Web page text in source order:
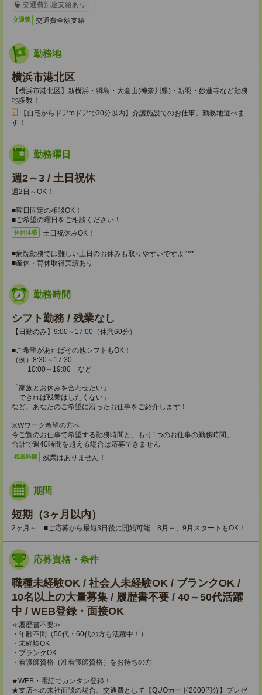
交通費別途支給あり
交通費 交通費全額支給
勤務地
横浜市港北区
【横浜市港北区】新横浜・綱島・大倉山(神奈川県)・新羽・妙蓮寺など勤務
地多数！
【自宅からドアtoドアで30分以内】介護施設でのお仕事。勤務地選べま
す！
勤務曜日
週2～3 / 土日祝休
週2日～OK！
■曜日固定の相談OK！
■ご希望の曜日をご相談ください！
休日休暇 土日祝休みOK！
■病院勤務では難しい土日のお休みも取りやすいですよ^^*
■産休・育休取得実績あり
勤務時間
シフト勤務 / 残業なし
【日勤のみ】9:00～17:00（休憩60分）
■ご希望があればその他シフトもOK！
（例）8:30～17:30
10:00～19:00 など
「家族とお休みを合わせたい」
「できれば残業はしたくない」
など、あなたのご希望に沿ったお仕事をご紹介します！
※Wワーク希望の方へ
今ご覧のお仕事で希望する勤務時間と、もう1つのお仕事の勤務時間。
合計で週40時間を超える場合は応募できません
残業時間 残業はありません！
期間
短期（3ヶ月以内）
2ヶ月～ ■ご応募から最短3日後に開始可能 8月～、9月スタートもOK！
応募資格・条件
職種未経験OK / 社会人未経験OK / ブランクOK /
10名以上の大量募集 / 履歴書不要 / 40～50代活躍
中 / WEB登録・面接OK
≪履歴書不要≫
・年齢不問（50代・60代の方も活躍中！）
・未経験OK
・ブランクOK
・看護師資格（准看護師資格）をお持ちの方
★WEB・電話でカンタン登録！
★支店への来社面談の場合、交通費として【QUOカード2000円分】プレゼ